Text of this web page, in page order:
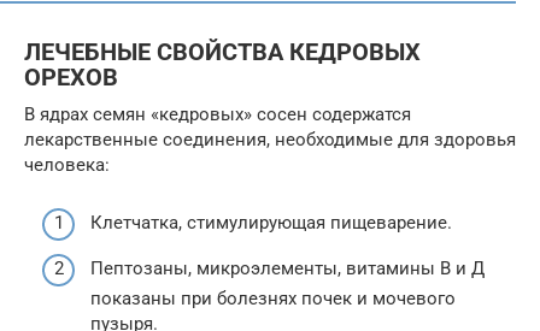
ЛЕЧЕБНЫЕ СВОЙСТВА КЕДРОВЫХ
ОРЕХОВ
В ядрах семян «кедровых» сосен содержатся
лекарственные соединения, необходимые для здоровья
человека:
Клетчатка, стимулирующая пищеварение.
Пептозаны, микроэлементы, витамины В и Д
показаны при болезнях почек и мочевого
пузыря.